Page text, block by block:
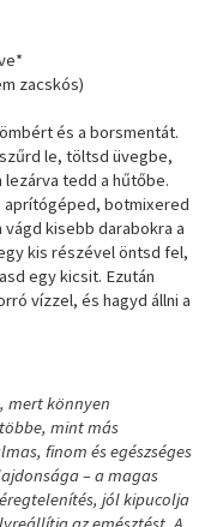
zacskós)
és a borsmentát.
le, töltsd üvegbe,
tedd a hűtőbe.
aprítógéped, botmixered
kisebb darabokra a
kis részével öntsd fel,
egy kicsit. Ezután
vízzel, és hagyd állni a
mert könnyen
mint más
finom és egészséges
– a magas
jól kipucolja